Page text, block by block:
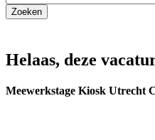
Helaas, deze
Meewerkstage Kiosk Utrecht